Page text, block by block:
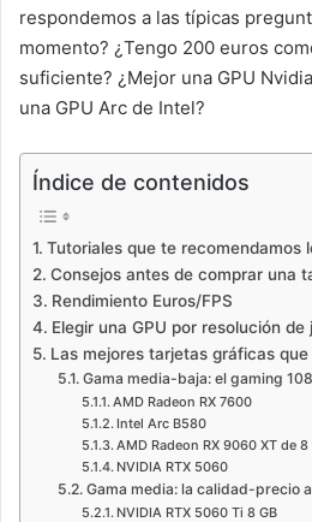
respondemos a las típicas
momento? ¿Tengo 200 euros
suficiente? ¿Mejor una GPU
una GPU Arc de Intel?
Índice de contenidos
Tutoriales que te recomendamos
Consejos antes de comprar una
Rendimiento Euros/FPS
Elegir una GPU por resolución de
Las mejores tarjetas gráficas
Gama media-baja: el gaming
AMD Radeon RX 7600
Intel Arc B580
AMD Radeon RX 9060 XT de 8
NVIDIA RTX 5060
Gama media: la calidad-precio
NVIDIA RTX 5060 Ti 8 GB